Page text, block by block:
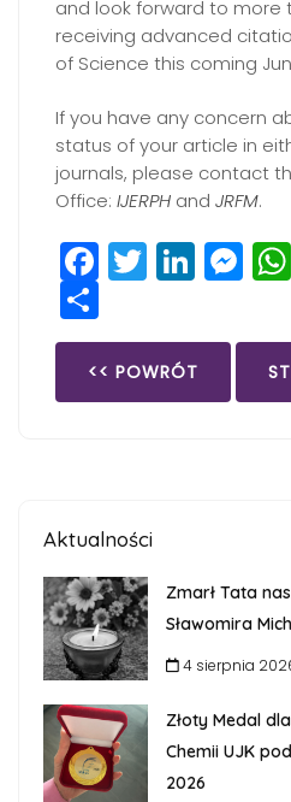
and look forward to more
receiving advanced
of Science this coming
If you have any concern
status of your article in
journals, please contact
Office: IJERPH and JRFM.
Facebook
Twitter
Share
<< POWRÓT
Aktualności
Zmarł Tata
Sławomira
4 sierpnia
Złoty Medal
Chemii UJK
2026